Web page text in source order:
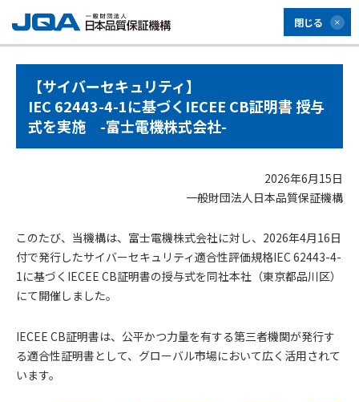
閉じる
【サイバーセキュリティ】
IEC 62443-4-1に基づくIECEE CB証明書 授与
式を実施 -富士電機株式会社-
2026年6月15日
一般財団法人日本品質保証機構
このたび、当機構は、富士電機株式会社に対し、2026年4月16日
付で発行したサイバーセキュリティ適合性評価規格IEC 62443-4-
1に基づくIECEE CB証明書の授与式を同社本社（東京都品川区）
にて開催しました。
IECEE CB証明書は、公平かつ力量を有する第三者機関が発行す
る適合性証明書として、グローバル市場において広く活用されて
います。